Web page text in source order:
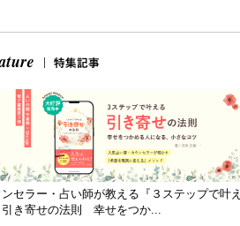
セラー・占い師が教える『３ステップで叶え
き寄せの法則 幸せをつか...